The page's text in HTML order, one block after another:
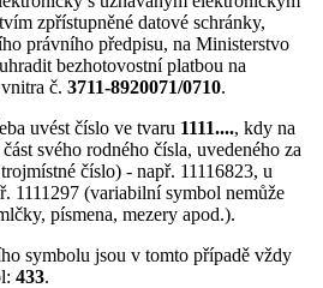
zpřístupněné datové schránky,
právního předpisu, na Ministerstvo
bezhotovostní platbou na
č. 3711-8920071/0710.
uvést číslo ve tvaru 1111...., kdy na
svého rodného čísla, uvedeného za
číslo) - např. 11116823, u
1111297 (variabilní symbol nemůže
písmena, mezery apod.).
symbolu jsou v tomto případě vždy
433.